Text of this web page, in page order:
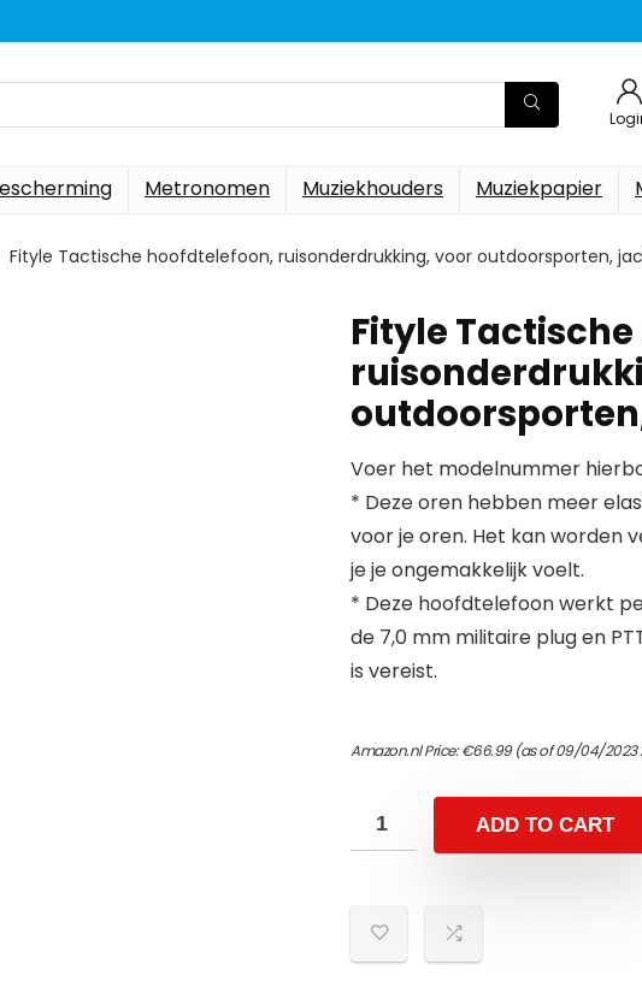
Metronomen Muziekhouders Muziekpapier
Fityle Tactische hoofdtelefoon, ruisonderdrukking, voor outdoorsporten,
Fityle
Voer het modelnummer
* Deze oren hebben meer
voor je oren. Het kan worden
je je ongemakkelijk voelt.
* Deze hoofdtelefoon werkt
de 7,0 mm militaire plug en
is vereist.
Amazon.nl Price:€66.99(as of 09/04/2023
ADD TO CART